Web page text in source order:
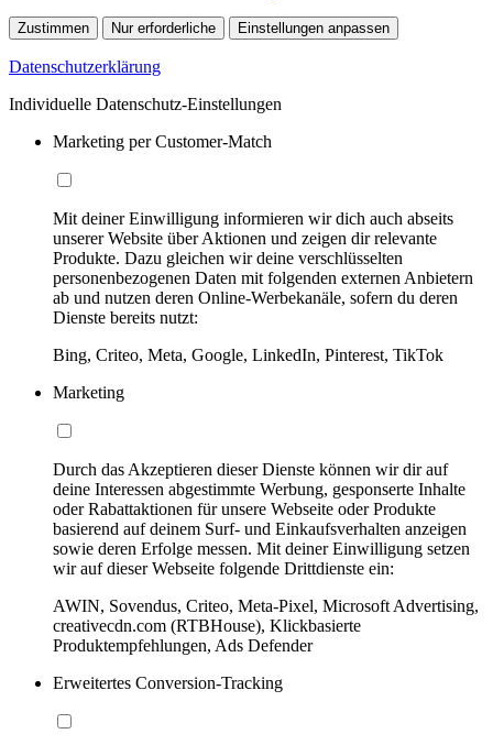
Zustimmen Nur erforderliche Einstellungen anpassen
Datenschutzerklärung
Individuelle Datenschutz-Einstellungen
Marketing per Customer-Match
Mit deiner Einwilligung informieren wir dich auch abseits
unserer Website über Aktionen und zeigen dir relevante
Produkte. Dazu gleichen wir deine verschlüsselten
personenbezogenen Daten mit folgenden externen Anbietern
ab und nutzen deren Online-Werbekanäle, sofern du deren
Dienste bereits nutzt:
Bing, Criteo, Meta, Google, LinkedIn, Pinterest, TikTok
Marketing
Durch das Akzeptieren dieser Dienste können wir dir auf
deine Interessen abgestimmte Werbung, gesponserte Inhalte
oder Rabattaktionen für unsere Webseite oder Produkte
basierend auf deinem Surf- und Einkaufsverhalten anzeigen
sowie deren Erfolge messen. Mit deiner Einwilligung setzen
wir auf dieser Webseite folgende Drittdienste ein:
AWIN, Sovendus, Criteo, Meta-Pixel, Microsoft Advertising,
creativecdn.com (RTBHouse), Klickbasierte
Produktempfehlungen, Ads Defender
Erweitertes Conversion-Tracking